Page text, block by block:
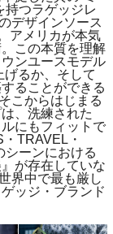
持つラゲッジレ
デザインソース
アメリカが本気
この本質を理解
ンユースモデル
るか、そして
ることができる
こからはじまる
、洗練された
にもフィットで
TRAVEL・
シーンにおける
が存在していな
界中で最も厳し
ッジ・ブランド